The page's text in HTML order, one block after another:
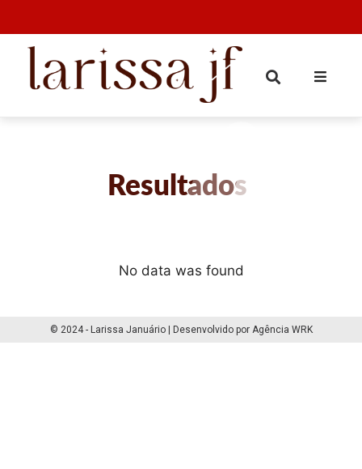
Resultados
No data was found
© 2024 - Larissa Januário | Desenvolvido por Agência WRK